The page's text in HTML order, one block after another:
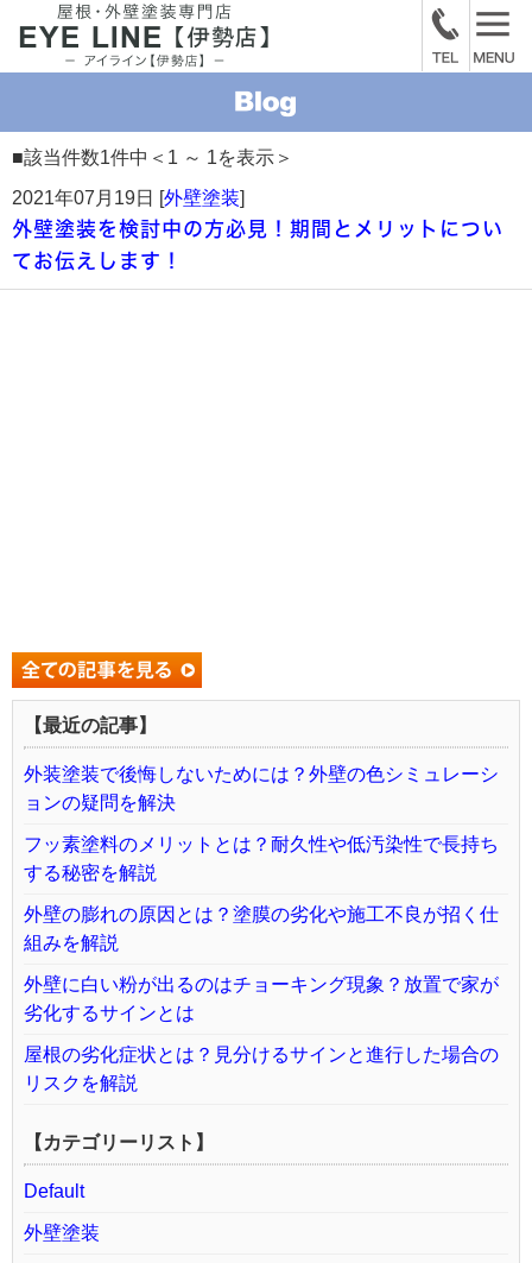
■該当件数1件中＜1 ～ 1を表示＞
2021年07月19日 [外壁塗装]
外壁塗装を検討中の方必見！期間とメリットについ
てお伝えします！
【最近の記事】
外装塗装で後悔しないためには？外壁の色シミュレーシ
ョンの疑問を解決
フッ素塗料のメリットとは？耐久性や低汚染性で長持ち
する秘密を解説
外壁の膨れの原因とは？塗膜の劣化や施工不良が招く仕
組みを解説
外壁に白い粉が出るのはチョーキング現象？放置で家が
劣化するサインとは
屋根の劣化症状とは？見分けるサインと進行した場合の
リスクを解説
【カテゴリーリスト】
Default
外壁塗装